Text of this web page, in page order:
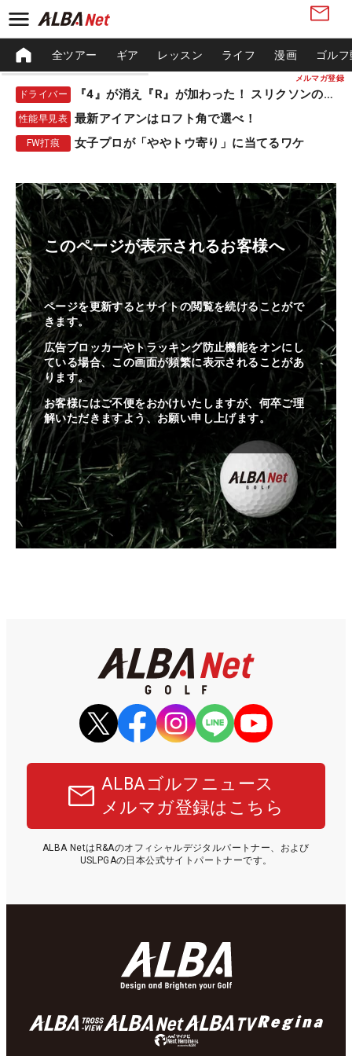
メルマガ登録
全ツアー ギア レッスン ライフ 漫画 ゴル
ドライバー 『4』が消え『R』が加わった！ スリクソンの新作
性能早見表 最新アイアンはロフト角で選べ！
FW打痕 女子プロが「ややトウ寄り」に当てるワケ
このページが表示されるお客様へ
ページを更新するとサイトの閲覧を続けることがで
きます。
広告ブロッカーやトラッキング防止機能をオンにし
ている場合、この画面が頻繁に表示されることがあ
ります。
お客様にはご不便をおかけいたしますが、何卒ご理
解いただきますよう、お願い申し上げます。
ALBAゴルフニュース
メルマガ登録はこちら
ALBA NetはR&Aのオフィシャルデジタルパートナー、および
USLPGAの日本公式サイトパートナーです。